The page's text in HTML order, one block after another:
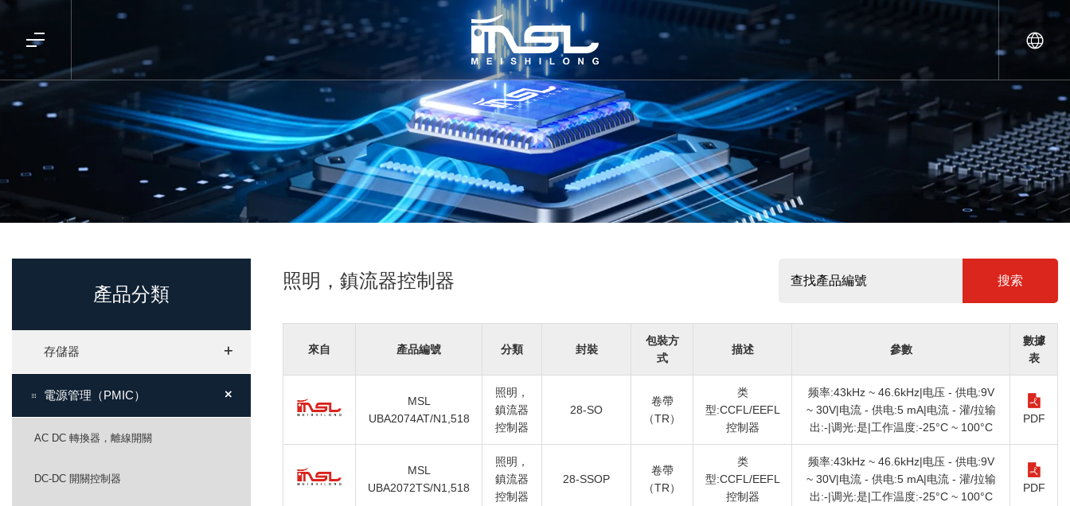
產品分類
存儲器 +
+
電源管理（PMIC） +
+
AC DC 轉換器，離線開關
DC-DC 開關控制器
照明，鎮流器控制器 搜索
來自 產品編號 分類 封裝
包裝方
式
描述 參數
數據
表
MSL
UBA2074AT/N1,518
照明，
鎮流器
控制器
28-SO
卷帶
（TR）
类
型:CCFL/EEFL
控制器
频率:43kHz ~ 46.6kHz|电压 - 供电:9V
~ 30V|电流 - 供电:5 mA|电流 - 灌/拉输
出:-|调光:是|工作温度:-25°C ~ 100°C
PDF
MSL
UBA2072TS/N1,518
照明，
鎮流器
控制器
28-SSOP
卷帶
（TR）
类
型:CCFL/EEFL
控制器
频率:43kHz ~ 46.6kHz|电压 - 供电:9V
~ 30V|电流 - 供电:5 mA|电流 - 灌/拉输
出:-|调光:是|工作温度:-25°C ~ 100°C
PDF